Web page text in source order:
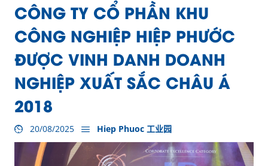
CÔNG TY CỔ PHẦN KHU
CÔNG NGHIỆP HIỆP PHƯỚC
ĐƯỢC VINH DANH DOANH
NGHIỆP XUẤT SẮC CHÂU Á
2018
20/08/2025 Hiep Phuoc 工业园